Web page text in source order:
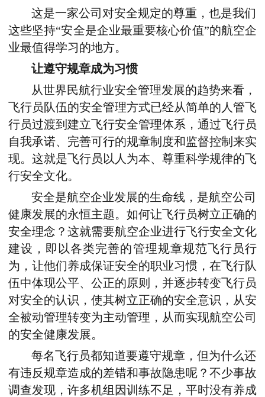
这是一家公司对安全规定的尊重，也是我们
这些坚持“安全是企业最重要核心价值”的航空企
业最值得学习的地方。
让遵守规章成为习惯
从世界民航行业安全管理发展的趋势来看，
飞行员队伍的安全管理方式已经从简单的人管飞
行员过渡到建立飞行安全管理体系，通过飞行员
自我承诺、完善可行的规章制度和监督控制来实
现。这就是飞行员以人为本、尊重科学规律的飞
行安全文化。
安全是航空企业发展的生命线，是航空公司
健康发展的永恒主题。如何让飞行员树立正确的
安全理念？这就需要航空企业进行飞行安全文化
建设，即以各类完善的管理规章规范飞行员行
为，让他们养成保证安全的职业习惯，在飞行队
伍中体现公平、公正的原则，并逐步转变飞行员
对安全的认识，使其树立正确的安全意识，从安
全被动管理转变为主动管理，从而实现航空公司
的安全健康发展。
每名飞行员都知道要遵守规章，但为什么还
有违反规章造成的差错和事故隐患呢？不少事故
调查发现，许多机组因训练不足，平时没有养成